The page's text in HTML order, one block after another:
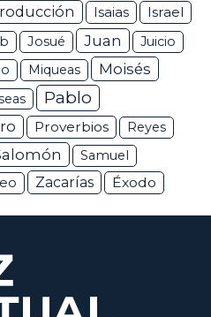
Isaias Israel
Josué Juan
Juicio
Miqueas Moisés
Pablo
Proverbios Reyes
Samuel
Zacarías Éxodo